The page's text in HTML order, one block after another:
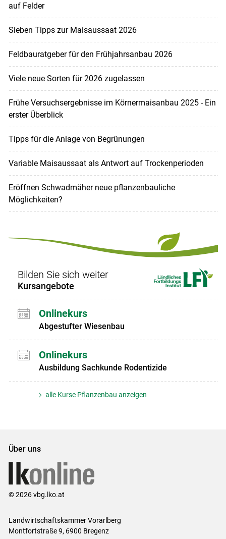
auf Felder
Sieben Tipps zur Maisaussaat 2026
Feldbauratgeber für den Frühjahrsanbau 2026
Viele neue Sorten für 2026 zugelassen
Frühe Versuchsergebnisse im Körnermaisanbau 2025 - Ein
erster Überblick
Tipps für die Anlage von Begrünungen
Variable Maisaussaat als Antwort auf Trockenperioden
Eröffnen Schwadmäher neue pflanzenbauliche
Möglichkeiten?
Bilden Sie sich weiter
Kursangebote
Onlinekurs
Abgestufter Wiesenbau
Onlinekurs
Ausbildung Sachkunde Rodentizide
alle Kurse Pflanzenbau anzeigen
Über uns
© 2026 vbg.lko.at
Landwirtschaftskammer Vorarlberg
Montfortstraße 9, 6900 Bregenz